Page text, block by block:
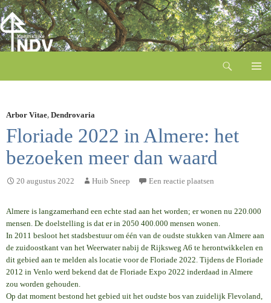
inhoud
Arbor Vitae, Dendrovaria
Floriade 2022 in Almere: het
bezoeken meer dan waard
20 augustus 2022 Huib Sneep Een reactie plaatsen
Almere is langzamerhand een echte stad aan het worden; er wonen nu 220.000
mensen. De doelstelling is dat er in 2050 400.000 mensen wonen.
In 2011 besloot het stadsbestuur om één van de oudste stukken van Almere aan
de zuidoostkant van het Weerwater nabij de Rijksweg A6 te herontwikkelen en
dit gebied aan te melden als locatie voor de Floriade 2022. Tijdens de Floriade
2012 in Venlo werd bekend dat de Floriade Expo 2022 inderdaad in Almere
zou worden gehouden.
Op dat moment bestond het gebied uit het oudste bos van zuidelijk Flevoland,